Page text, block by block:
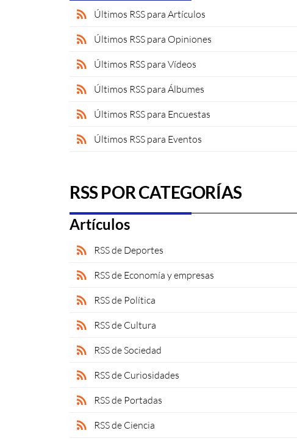
rss_feed Últimos RSS para Artículos
rss_feed Últimos RSS para Opiniones
rss_feed Últimos RSS para Vídeos
rss_feed Últimos RSS para Álbumes
rss_feed Últimos RSS para Encuestas
rss_feed Últimos RSS para Eventos
RSS POR CATEGORÍAS
Artículos
rss_feed RSS de Deportes
rss_feed RSS de Economía y empresas
rss_feed RSS de Política
rss_feed RSS de Cultura
rss_feed RSS de Sociedad
rss_feed RSS de Curiosidades
rss_feed RSS de Portadas
rss_feed RSS de Ciencia